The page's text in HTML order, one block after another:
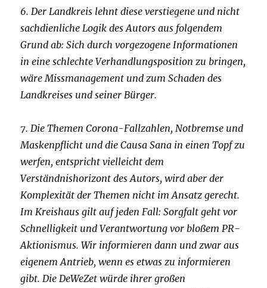
6. Der Landkreis lehnt diese verstiegene und nicht
sachdienliche Logik des Autors aus folgendem
Grund ab: Sich durch vorgezogene Informationen
in eine schlechte Verhandlungsposition zu bringen,
wäre Missmanagement und zum Schaden des
Landkreises und seiner Bürger.
7. Die Themen Corona-Fallzahlen, Notbremse und
Maskenpflicht und die Causa Sana in einen Topf zu
werfen, entspricht vielleicht dem
Verständnishorizont des Autors, wird aber der
Komplexität der Themen nicht im Ansatz gerecht.
Im Kreishaus gilt auf jeden Fall: Sorgfalt geht vor
Schnelligkeit und Verantwortung vor bloßem PR-
Aktionismus. Wir informieren dann und zwar aus
eigenem Antrieb, wenn es etwas zu informieren
gibt. Die DeWeZet würde ihrer großen